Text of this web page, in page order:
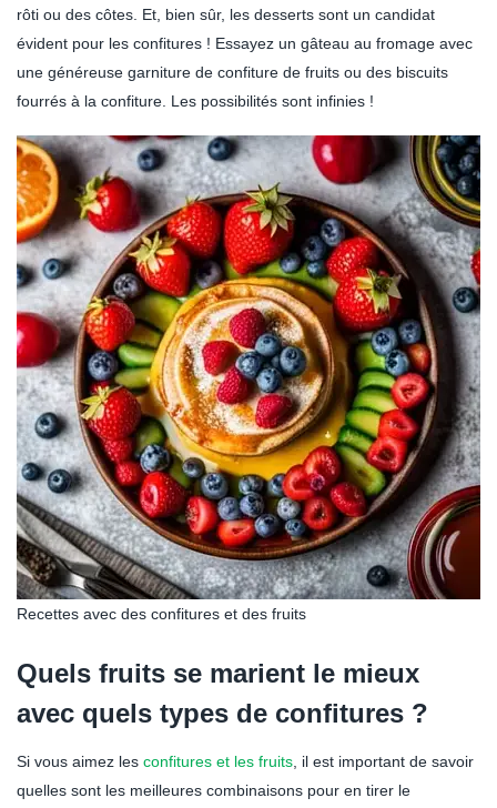
rôti ou des côtes. Et, bien sûr, les desserts sont un candidat
évident pour les confitures ! Essayez un gâteau au fromage avec
une généreuse garniture de confiture de fruits ou des biscuits
fourrés à la confiture. Les possibilités sont infinies !
Recettes avec des confitures et des fruits
Quels fruits se marient le mieux
avec quels types de confitures ?
Si vous aimez les confitures et les fruits , il est important de savoir
quelles sont les meilleures combinaisons pour en tirer le